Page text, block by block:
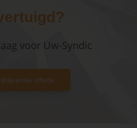
voor Uw-Syndic
offerte